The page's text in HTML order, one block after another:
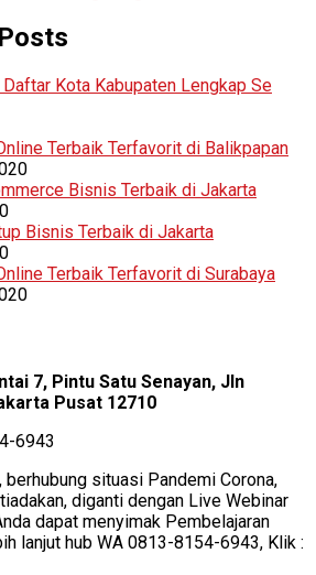
Kota Kabupaten Lengkap Se
Terbaik Terfavorit di Balikpapan
Bisnis Terbaik di Jakarta
Bisnis Terbaik di Jakarta
Terbaik Terfavorit di Surabaya
7, Pintu Satu Senayan, Jln
Pusat 12710
6943
berhubung situasi Pandemi Corona,
diganti dengan Live Webinar
dapat menyimak Pembelajaran
lanjut hub WA 0813-8154-6943, Klik :